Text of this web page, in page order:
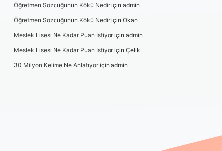
Öğretmen Sözcüğünün Kökü Nediriçin admin
Öğretmen Sözcüğünün Kökü Nediriçin Okan
Meslek Lisesi Ne Kadar Puan Istiyoriçin admin
Meslek Lisesi Ne Kadar Puan Istiyoriçin Çelik
30 Milyon Kelime Ne Anlatıyoriçin admin